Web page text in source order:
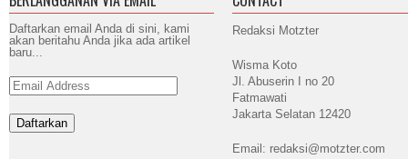
Daftarkan email Anda di sini, kami
akan beritahu Anda jika ada artikel
baru...
Email
Address
Redaksi Motzter
Wisma Koto
Jl. Abuserin I no 20
Fatmawati
Jakarta Selatan 12420
Email: redaksi@motzter.com